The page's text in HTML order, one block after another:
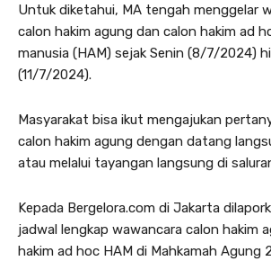
Untuk diketahui, MA tengah menggelar
calon hakim agung dan calon hakim ad
manusia (HAM) sejak Senin (8/7/2024)
(11/7/2024).
Masyarakat bisa ikut mengajukan
calon hakim agung dengan datang
atau melalui tayangan langsung di
Kepada Bergelora.com di Jakarta
jadwal lengkap wawancara calon hakim
hakim ad hoc HAM di Mahkamah Agung